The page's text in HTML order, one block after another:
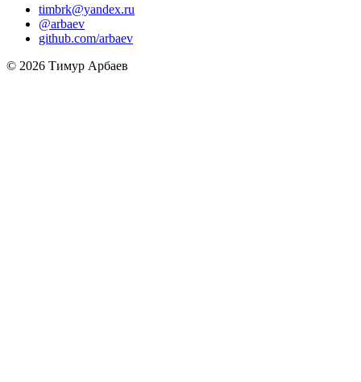
timbrk@yandex.ru
@arbaev
github.com/arbaev
© 2026 Тимур Арбаев